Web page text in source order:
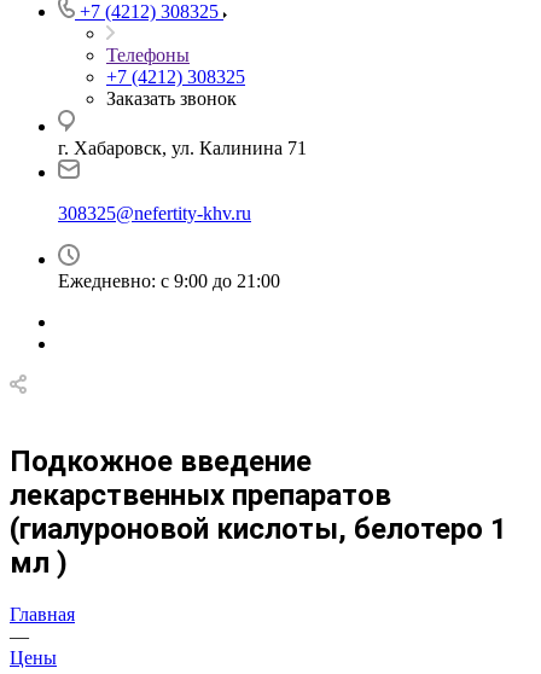
+7 (4212) 308325
Телефоны
+7 (4212) 308325
Заказать звонок
г. Хабаровск, ул. Калинина 71
308325@nefertity-khv.ru
Ежедневно: с 9:00 до 21:00
Подкожное введение
лекарственных препаратов
(гиалуроновой кислоты, белотеро 1
мл )
Главная
—
Цены